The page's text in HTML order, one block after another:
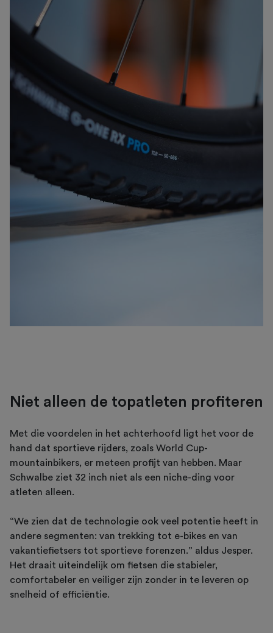
Niet alleen de topatleten profiteren
Met die voordelen in het achterhoofd ligt het voor de
hand dat sportieve rijders, zoals World Cup-
mountainbikers, er meteen profijt van hebben. Maar
Schwalbe ziet 32 inch niet als een niche-ding voor
atleten alleen.
“We zien dat de technologie ook veel potentie heeft in
andere segmenten: van trekking tot e-bikes en van
vakantiefietsers tot sportieve forenzen.” aldus Jesper.
Het draait uiteindelijk om fietsen die stabieler,
comfortabeler en veiliger zijn zonder in te leveren op
snelheid of efficiëntie.